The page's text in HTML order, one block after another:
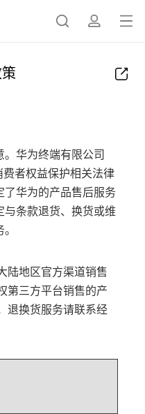
搜
简
打
单
华为终端有限公司
费者权益保护相关法律
了华为的产品售后服务
与条款退货、换货或维
陆地区官方渠道销售
第三方平台销售的产
退换货服务请联系经